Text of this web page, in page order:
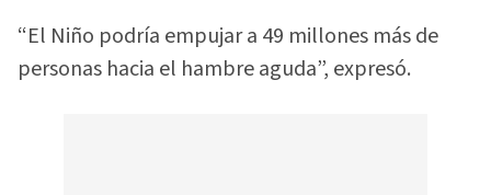
“El Niño podría empujar a 49 millones más de
personas hacia el hambre aguda”, expresó.